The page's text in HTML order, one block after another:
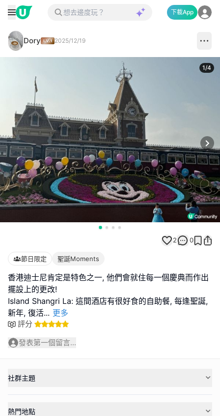
下載App
Dory 2025/12/19
1/4
2 0
節日限定 聖誕Moments
香港迪士尼肯定是特色之一, 他們會就住每一個慶典而作出
擺設上的更改!
Island Shangri La: 這間酒店有很好食的自助餐, 每逢聖誕,
新年, 復活... 更多
評分
發表第一個留言...
社群主題
熱門地點